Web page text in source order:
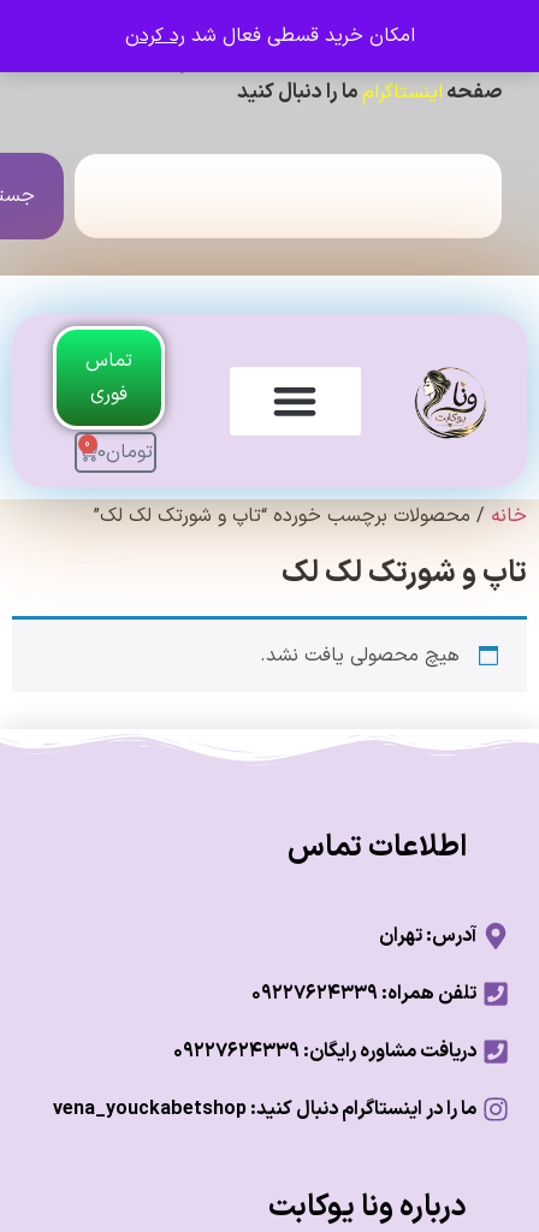
امکان خرید قسطی فعال شدرد کردن
اینستاگرامما را دنبال کنید
جستجو
تماس
فوری
0
برچسب خورده “تاپ و شورتک لک لک”
و شورتک لک لک
هیچ محصولی یافت نشد.
اطلاعات تماس
آدرس: تهران
تلفن همراه: ۰۹۲۲۷۶۲۴۳۳۹
دریافت مشاوره رایگان: ۰۹۲۲۷۶۲۴۳۳۹
ما را در اینستاگرام دنبال کنید: vena_youckabetshop
درباره ونا یوکابت